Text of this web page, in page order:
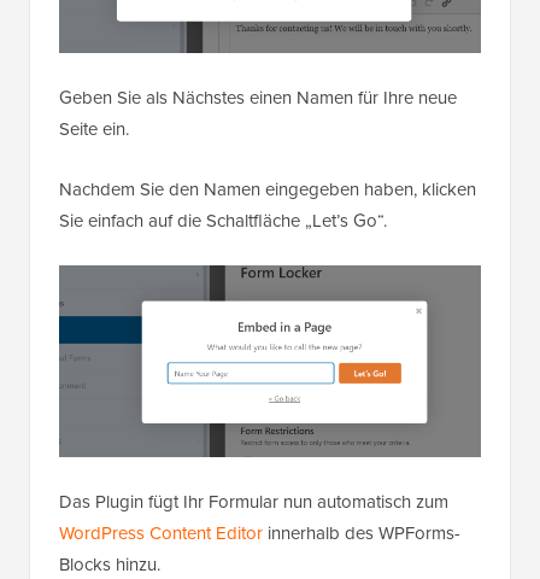
Geben Sie als Nächstes einen Namen für Ihre neue
Seite ein.
Nachdem Sie den Namen eingegeben haben, klicken
Sie einfach auf die Schaltfläche „Let’s Go“.
Das Plugin fügt Ihr Formular nun automatisch zum
WordPress Content Editor innerhalb des WPForms-
Blocks hinzu.